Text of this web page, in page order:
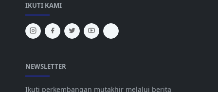
IKUTI KAMI
NEWSLETTER
Ikuti perkembangan mutakhir melalui berita